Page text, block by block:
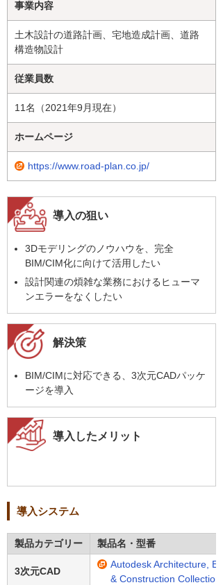
事業内容
土木設計の道路計画、宅地造成計画、道路
構造物設計
従業員数
11名（2021年9月現在）
ホームページ
https://www.road-plan.co.jp/
導入の狙い
3Dモデリングのノウハウを、完全
BIM/CIM化に向けて活用したい
設計関連の煩雑な業務におけるヒューマ
ンエラーをなくしたい
解決策
BIM/CIMに対応できる、3次元CADパッケ
ージを導入
導入したメリット
導入システム
製品カテゴリー 製品名・型番
3次元CAD
Autodesk Architecture,
& Construction